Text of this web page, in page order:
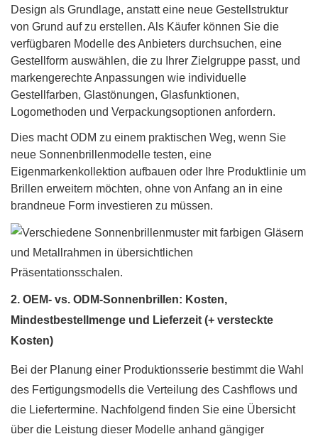
Design als Grundlage, anstatt eine neue Gestellstruktur
von Grund auf zu erstellen. Als Käufer können Sie die
verfügbaren Modelle des Anbieters durchsuchen, eine
Gestellform auswählen, die zu Ihrer Zielgruppe passt, und
markengerechte Anpassungen wie individuelle
Gestellfarben, Glastönungen, Glasfunktionen,
Logomethoden und Verpackungsoptionen anfordern.
Dies macht ODM zu einem praktischen Weg, wenn Sie
neue Sonnenbrillenmodelle testen, eine
Eigenmarkenkollektion aufbauen oder Ihre Produktlinie um
Brillen erweitern möchten, ohne von Anfang an in eine
brandneue Form investieren zu müssen.
2. OEM- vs. ODM-Sonnenbrillen: Kosten,
Mindestbestellmenge und Lieferzeit (+ versteckte
Kosten)
Bei der Planung einer Produktionsserie bestimmt die Wahl
des Fertigungsmodells die Verteilung des Cashflows und
die Liefertermine. Nachfolgend finden Sie eine Übersicht
über die Leistung dieser Modelle anhand gängiger